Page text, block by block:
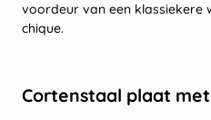
voordeur van een klassiekere
chique.
Cortenstaal plaat